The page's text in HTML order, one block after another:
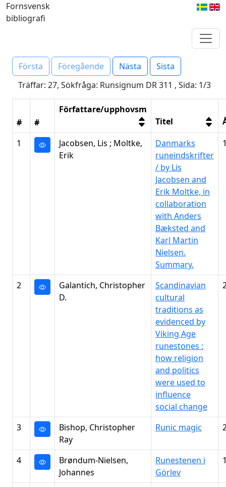
Fornsvensk
bibliografi
Första Föregående Nästa
Sista
Träffar: 27, Sökfråga: Runsignum DR 311 , Sida: 1/3
# #
Författare/upphovsm
Titel
1
Jacobsen, Lis ; Moltke,
Erik
Danmarks
runeindskrifter
/ by Lis
Jacobsen and
Erik Moltke, in
collaboration
with Anders
Bæksted and
Karl Martin
Nielsen.
Summary.
2
Galantich, Christopher
D.
Scandinavian
cultural
traditions as
evidenced by
Viking Age
runestones :
how religion
and politics
were used to
influence
social change
3
Bishop, Christopher
Ray
Runic magic
4
Brøndum-Nielsen,
Johannes
Runestenen i
Görlev